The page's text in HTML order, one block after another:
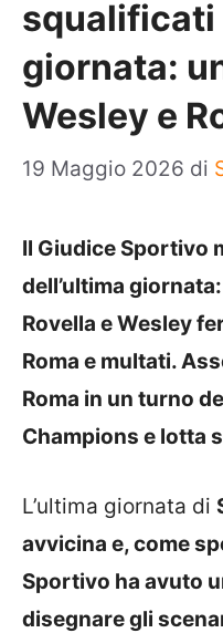
squalificati
giornata:
Wesley e
19 Maggio 2026 di
Il Giudice Sportivo
dell’ultima
Rovella e Wesley
Roma e multati.
Roma in un turno
Champions e lotta
L’ultima giornata di
avvicina e, come
Sportivo ha avuto
disegnare gli